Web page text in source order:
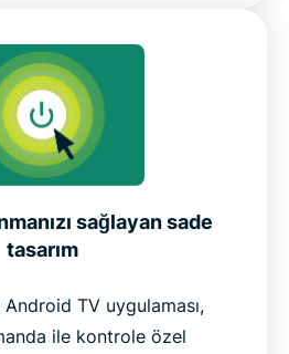
sağlayan sade
tasarım
TV uygulaması,
ile kontrole özel